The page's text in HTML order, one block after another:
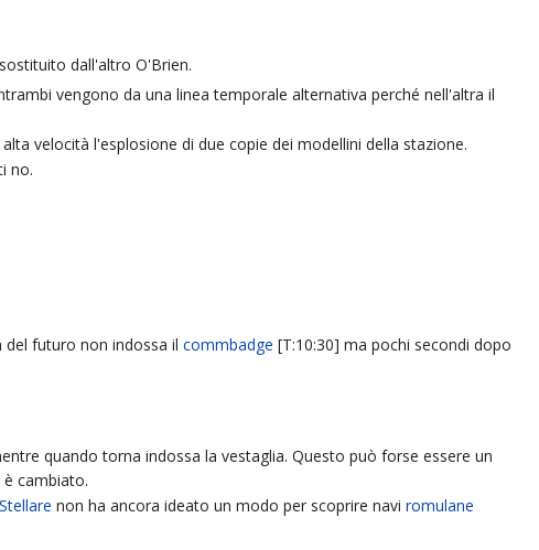
dall'altro O'Brien.
vengono da una linea temporale alternativa perché nell'altra il
velocità l'esplosione di due copie dei modellini della stazione.
no.
del futuro non indossa ilcommbadge [T:10:30] ma pochi secondi dopo
quando torna indossa la vestaglia. Questo può forse essere un
cambiato.
non ha ancora ideato un modo per scoprire naviromulane